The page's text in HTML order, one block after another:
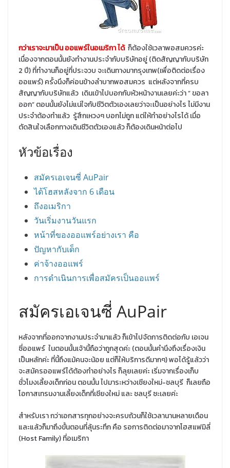
กว่าเราจะมาเป็น ออแพร์ในอเมริกา ได้ก็ต้องใช้เวลาพอสมควรค่ะ
เนื่องจากตอนนั้นยังทำงานประจำกับบริษัทอยู่ (ติดสัญญากับบริษัท
2 ปี) ที่ทำงานก็อยู่ที่ประจวบ จะเดินทางมากรุงเทพ(เพื่อติดต่อเรื่อง
ออแพร์) ครั้งนึงก็ค่อนข้างลำบากพอสมควร แต่หลังจากที่ครบ
สัญญากับบริษัทแล้ว เดินเข้าไปบอกกับหัวหน้างานเลยค่ะว่า ” ขอลา
ออก” ตอนนั้นยังไม่แน่ใจกับชีวิตตัวเองเลยว่าจะเป็นอย่างไร ไม่มีงาน
ประจำต้องทำแล้ว รู้สึกเหวงๆ บอกไม่ถูก แต่ให้ทำอย่างไรได้ เมื่อ
ตัดสินใจเลือกทางเดินชีวิตตัวเองแล้ว ก็ต้องเดินหน้าต่อไป
หัวข้อเรื่อง
สมัครเอเจนซี่ AuPair
ได้โฮสหลังจาก 6 เดือน
ถึงอเมริกา
วันเริ่มงานวันแรก
หน้าที่ของออแพร์อย่างเรา คือ
ปัญหากับเด็ก
ค่าจ้างออแพร์
การดำเนินการเพื่อสมัครเป็นออแพร์
สมัครเอเจนซี่ AuPair
หลังจากที่ออกจากงานประจำมาแล้ว ก็เข้าไปจัดการติดต่อกับ เอเจน
ซี่ออแพร์ ในตอนนั้นเจ้านี้ถือว่าถูกสุดค่ะ (ตอนนั้นคำนึงถึงเรื่องเงิน
เป็นหลักค่ะ ที่นี้ถึงแม้คนจะน้อย แต่ก็ให้บริการดีมากๆ) พอได้รู้แล้วว่า
จะสมัครออแพร์ได้ต้องทำอย่างไร ก็ลุยเลยค่ะ เริ่มจากเรื่องเก็บ
ชั่วโมงเลี้ยงเด็กก่อน ตอนนั้น ไปมาระหว่างเชียงใหม่-ชลบุรี ก็เลยถือ
โอกาสเทรนงานเลี้ยงเด็กที่เชียงใหม่ และ ชลบุรี ซะเลยค่ะ
สำหรับเรา กว่าเอกสารทุกอย่างจะครบถ้วนก็ใช้เวลานานหลายเดือน
และแล้วก็มาถึงขั้นตอนที่ลุ้นระทึก คือ รอการติดต่อมาจากโฮสแฟมิลี่
(Host Family) ที่อเมริกา